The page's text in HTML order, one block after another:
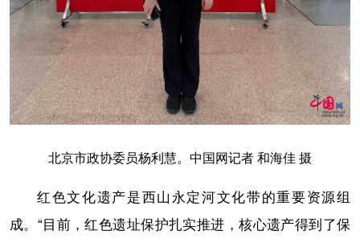
北京市政协委员杨利慧。中国网记者 和海佳 摄
红色文化遗产是西山永定河文化带的重要资源组
成。“目前，红色遗址保护扎实推进，核心遗产得到了保